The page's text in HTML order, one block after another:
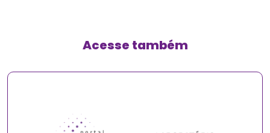
Acesse também